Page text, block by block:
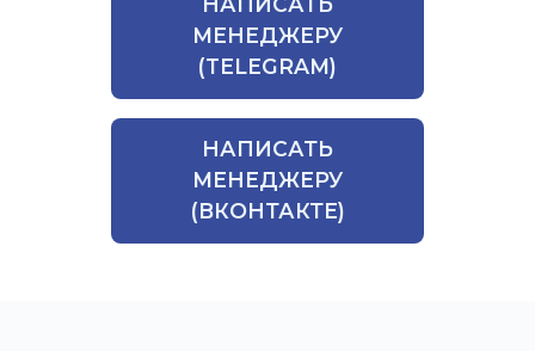
МЕНЕДЖЕРУ
(TELEGRAM)
НАПИСАТЬ
МЕНЕДЖЕРУ
(ВКОНТАКТЕ)